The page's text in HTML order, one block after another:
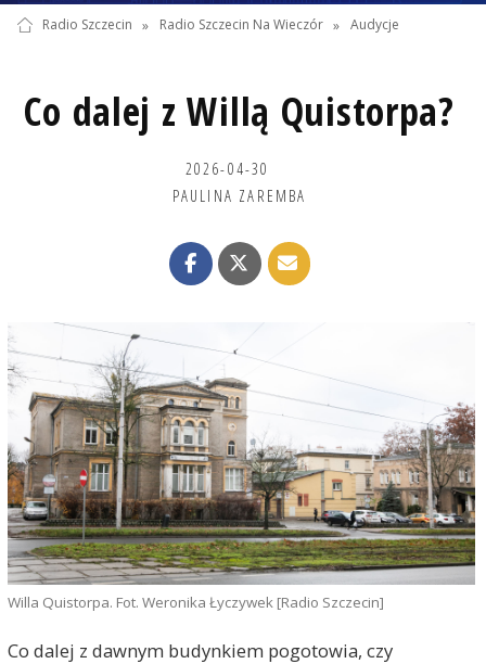
Radio Szczecin » Radio Szczecin Na Wieczór » Audycje
Co dalej z Willą Quistorpa?
2026-04-30
PAULINA ZAREMBA
Willa Quistorpa. Fot. Weronika Łyczywek [Radio Szczecin]
Co dalej z dawnym budynkiem pogotowia, czy